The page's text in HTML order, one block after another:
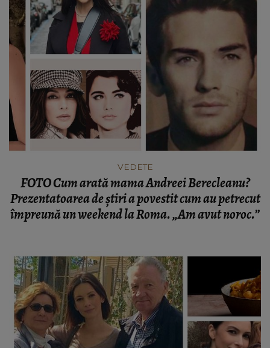
VEDETE
FOTO Cum arată mama Andreei Berecleanu?
Prezentatoarea de știri a povestit cum au petrecut
împreună un weekend la Roma. „Am avut noroc.”